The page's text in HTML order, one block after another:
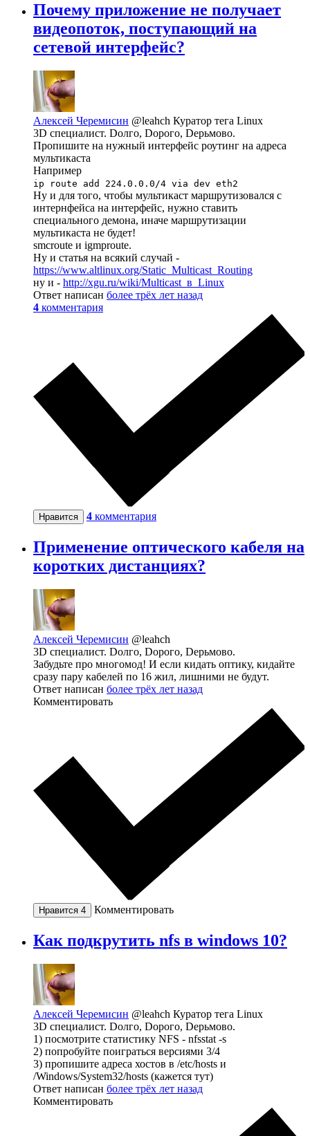
Почему приложение не получает
видеопоток, поступающий на
сетевой интерфейс?
Алексей Черемисин @leahch Куратор тега Linux
3D специалист. Dолго, Dорого, Dерьмово.
Пропишите на нужный интерфейс роутинг на адреса
мультикаста
Например
ip route add 224.0.0.0/4 via dev eth2
Ну и для того, чтобы мультикаст маршрутизовался с
интернфейса на интерфейс, нужно ставить
специального демона, иначе маршрутизации
мультикаста не будет!
smcroute и igmproute.
Ну и статья на всякий случай -
https://www.altlinux.org/Static_Multicast_Routing
ну и - http://xgu.ru/wiki/Multicast_в_Linux
Ответ написан более трёх лет назад
4 комментария
Нравится 4 комментария
Применение оптического кабеля на
коротких дистанциях?
Алексей Черемисин @leahch
3D специалист. Dолго, Dорого, Dерьмово.
Забудьте про многомод! И если кидать оптику, кидайте
сразу пару кабелей по 16 жил, лишними не будут.
Ответ написан более трёх лет назад
Комментировать
Нравится 4 Комментировать
Как подкрутить nfs в windows 10?
Алексей Черемисин @leahch Куратор тега Linux
3D специалист. Dолго, Dорого, Dерьмово.
1) посмотрите статистику NFS - nfsstat -s
2) попробуйте поиграться версиями 3/4
3) пропишите адреса хостов в /etc/hosts и
/Windows/System32/hosts (кажется тут)
Ответ написан более трёх лет назад
Комментировать